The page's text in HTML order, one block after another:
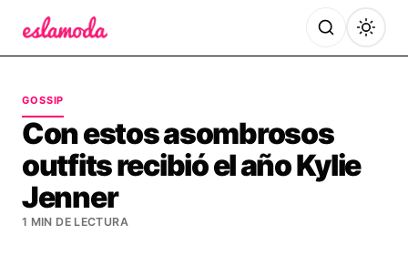
GOSSIP
Con estos asombrosos
outfits recibió el año Kylie
Jenner
1 MIN DE LECTURA